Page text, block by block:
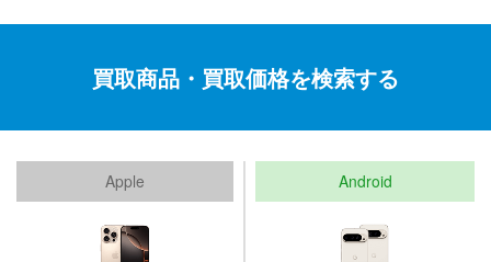
買取商品・買取価格を検索する
Apple Android